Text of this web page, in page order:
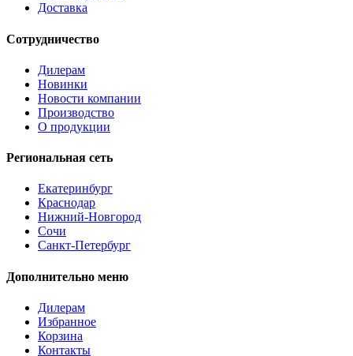
Доставка
Сотрудничество
Дилерам
Новинки
Новости компании
Производство
О продукции
Региональная сеть
Екатеринбург
Краснодар
Нижний-Новгород
Сочи
Санкт-Петербург
Дополнительно меню
Дилерам
Избранное
Корзина
Контакты